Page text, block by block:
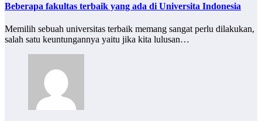
Beberapa fakultas terbaik yang ada di Universita Indonesia
Memilih sebuah universitas terbaik memang sangat perlu dilakukan,
salah satu keuntungannya yaitu jika kita lulusan…